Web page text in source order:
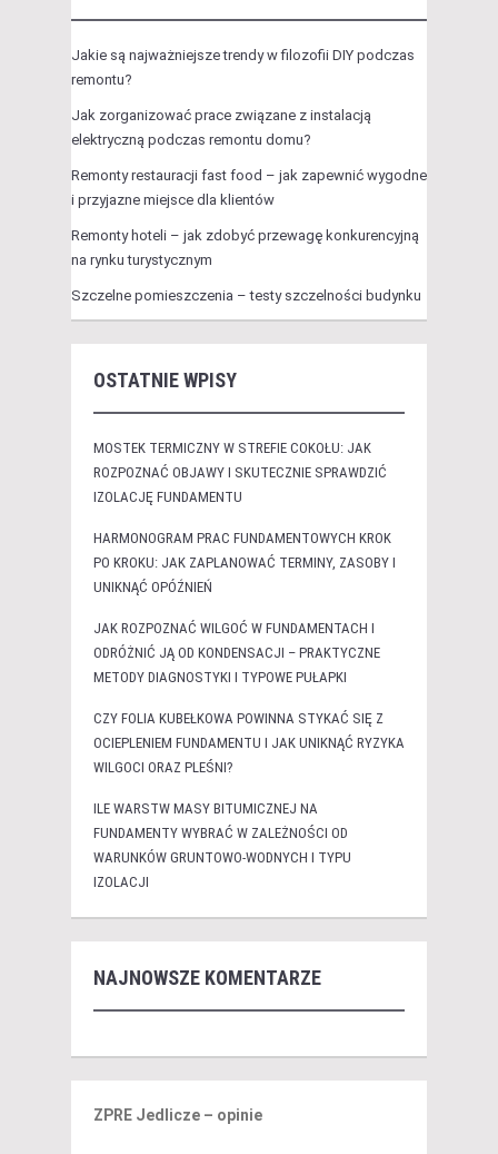
Jakie są najważniejsze trendy w filozofii DIY podczas
remontu?
Jak zorganizować prace związane z instalacją
elektryczną podczas remontu domu?
Remonty restauracji fast food – jak zapewnić wygodne
i przyjazne miejsce dla klientów
Remonty hoteli – jak zdobyć przewagę konkurencyjną
na rynku turystycznym
Szczelne pomieszczenia – testy szczelności budynku
OSTATNIE WPISY
MOSTEK TERMICZNY W STREFIE COKOŁU: JAK
ROZPOZNAĆ OBJAWY I SKUTECZNIE SPRAWDZIĆ
IZOLACJĘ FUNDAMENTU
HARMONOGRAM PRAC FUNDAMENTOWYCH KROK
PO KROKU: JAK ZAPLANOWAĆ TERMINY, ZASOBY I
UNIKNĄĆ OPÓŹNIEŃ
JAK ROZPOZNAĆ WILGOĆ W FUNDAMENTACH I
ODRÓŻNIĆ JĄ OD KONDENSACJI – PRAKTYCZNE
METODY DIAGNOSTYKI I TYPOWE PUŁAPKI
CZY FOLIA KUBEŁKOWA POWINNA STYKAĆ SIĘ Z
OCIEPLENIEM FUNDAMENTU I JAK UNIKNĄĆ RYZYKA
WILGOCI ORAZ PLEŚNI?
ILE WARSTW MASY BITUMICZNEJ NA
FUNDAMENTY WYBRAĆ W ZALEŻNOŚCI OD
WARUNKÓW GRUNTOWO-WODNYCH I TYPU
IZOLACJI
NAJNOWSZE KOMENTARZE
ZPRE Jedlicze – opinie